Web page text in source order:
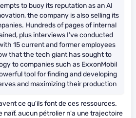
to buoy its reputation as an AI
the company is also selling its
Hundreds of pages of internal
plus interviews I’ve conducted
15 current and former employees
that the tech giant has sought to
to companies such as ExxonMobil
tool for finding and developing
and maximizing their production
ce qu'ils font de ces ressources.
naïf, aucun pétrolier n'a une trajectoire